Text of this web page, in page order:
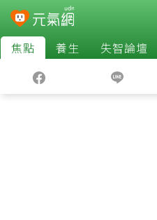
焦點 養生 失智論壇